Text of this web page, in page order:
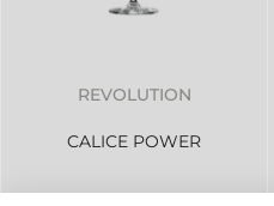
REVOLUTION
CALICE POWER